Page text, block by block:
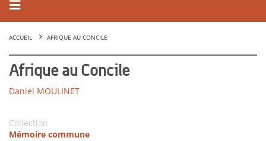
ACCUEIL AFRIQUE AU CONCILE
Afrique au Concile
Daniel MOULINET
Collection
Mémoire commune